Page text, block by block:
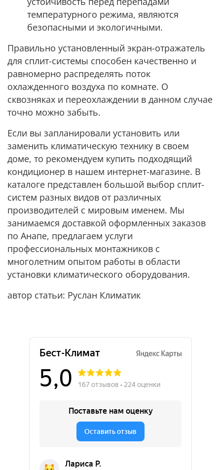
температурного режима, являются
безопасными и экологичными.
Правильно установленный экран-отражатель
для сплит-системы способен качественно и
равномерно распределять поток
охлажденного воздуха по комнате. О
сквозняках и переохлаждении в данном случае
точно можно забыть.
Если вы запланировали установить или
заменить климатическую технику в своем
доме, то рекомендуем купить подходящий
кондиционер в нашем интернет-магазине. В
каталоге представлен большой выбор сплит-
систем разных видов от различных
производителей с мировым именем. Мы
занимаемся доставкой оформленных заказов
по Анапе, предлагаем услуги
профессиональных монтажников с
многолетним опытом работы в области
установки климатического оборудования.
автор статьи: Руслан Климатик